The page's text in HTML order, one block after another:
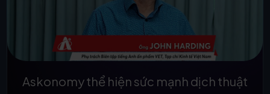
Askonomy thể hiện sức mạnh dịch thuật